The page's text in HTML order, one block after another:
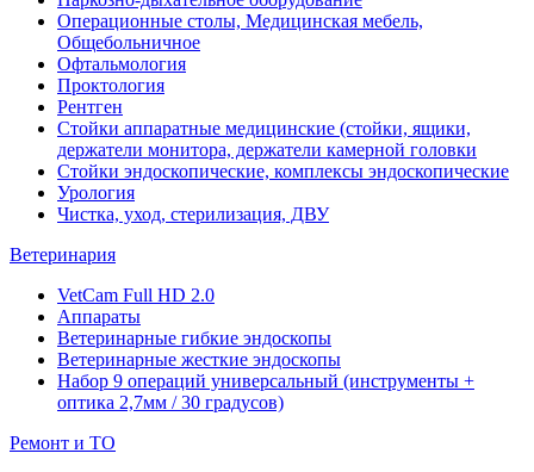
Операционные столы, Медицинская мебель,
Общебольничное
Офтальмология
Проктология
Рентген
Стойки аппаратные медицинские (стойки, ящики,
держатели монитора, держатели камерной головки
Стойки эндоскопические, комплексы эндоскопические
Урология
Чистка, уход, стерилизация, ДВУ
Ветеринария
VetCam Full HD 2.0
Аппараты
Ветеринарные гибкие эндоскопы
Ветеринарные жесткие эндоскопы
Набор 9 операций универсальный (инструменты +
оптика 2,7мм / 30 градусов)
Ремонт и ТО